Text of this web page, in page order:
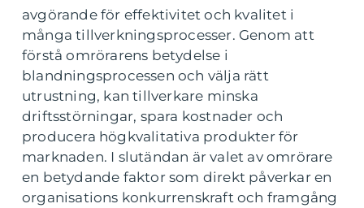
avgörande för effektivitet och kvalitet i
många tillverkningsprocesser. Genom att
förstå omrörarens betydelse i
blandningsprocessen och välja rätt
utrustning, kan tillverkare minska
driftsstörningar, spara kostnader och
producera högkvalitativa produkter för
marknaden. I slutändan är valet av omrörare
en betydande faktor som direkt påverkar en
organisations konkurrenskraft och framgång